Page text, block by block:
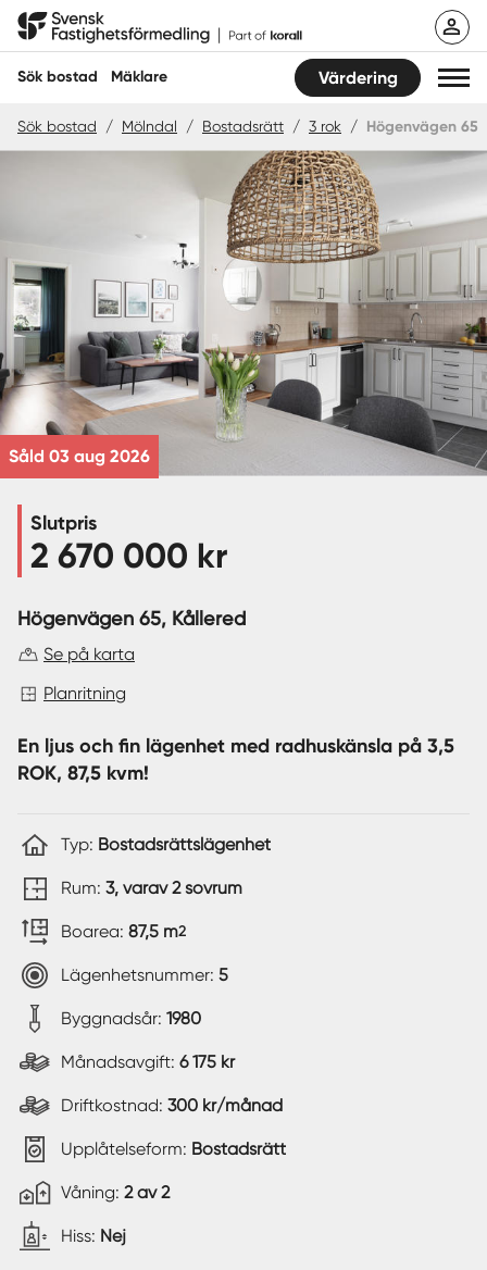
Hoppa
Svensk Fastighetsförmedling
Sök bostad Mäklare Värdering
Sök bostad
Sälja
Köpa
Guider
Start
Logga in
Sverige|Spanien
Sök bostad / Mölndal / Bostadsrätt / 3 rok / Högenvägen 65
Såld 03 aug 2026
Slutpris
2 670 000 kr
Högenvägen 65, Kållered
Se på karta
Planritning
En ljus och fin lägenhet med radhuskänsla på 3,5
ROK, 87,5 kvm!
Typ: Bostadsrättslägenhet
Rum: 3, varav 2 sovrum
Boarea: 87,5 m2
Lägenhetsnummer: 5
Byggnadsår: 1980
Månadsavgift: 6 175 kr
Driftkostnad: 300 kr/månad
Upplåtelseform: Bostadsrätt
Våning: 2 av 2
Hiss: Nej